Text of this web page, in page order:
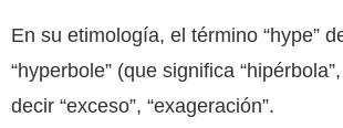
En su etimología, el término “hype”
“hyperbole” (que significa
decir “exceso”, “exageración”.